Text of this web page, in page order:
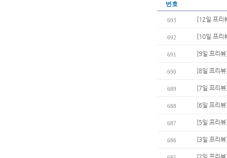
번호
693 [12일 프리
692 [10일 프리
691 [9일 프리
690 [8일 프리
689 [7일 프리
688 [6일 프리
687 [5일 프리
686 [3일 프리
[2일 프리